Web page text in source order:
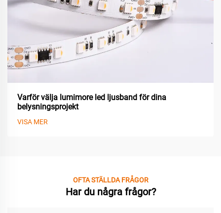
Varför välja lumimore led ljusband för dina
belysningsprojekt
VISA MER
OFTA STÄLLDA FRÅGOR
Har du några frågor?